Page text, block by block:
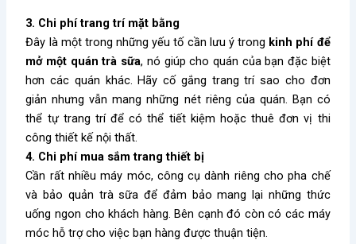
3. Chi phí trang trí mặt bằng
Đây là một trong những yếu tố cần lưu ý trong kinh phí để
mở một quán trà sữa, nó giúp cho quán của bạn đặc biệt
hơn các quán khác. Hãy cố gắng trang trí sao cho đơn
giản nhưng vẫn mang những nét riêng của quán. Bạn có
thể tự trang trí để có thể tiết kiệm hoặc thuê đơn vị thi
công thiết kế nội thất.
4. Chi phí mua sắm trang thiết bị
Cần rất nhiều máy móc, công cụ dành riêng cho pha chế
và bảo quản trà sữa để đảm bảo mang lại những thức
uống ngon cho khách hàng. Bên cạnh đó còn có các máy
móc hỗ trợ cho việc bạn hàng được thuận tiện.